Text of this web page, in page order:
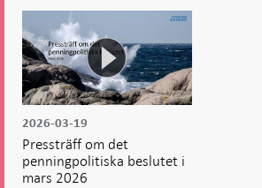
2026-03-19
Pressträff om det
penningpolitiska beslutet i
mars 2026